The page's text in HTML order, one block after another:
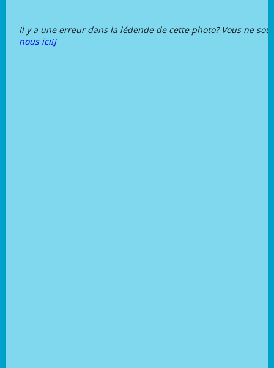
Il y a une erreur dans la lédende de cette photo? Vous ne
nous ici!]